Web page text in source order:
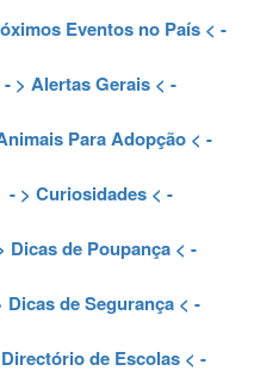
Eventos no País < -
- > Alertas Gerais < -
Para Adopção < -
- > Curiosidades< -
Dicas de Poupança < -
Dicas de Segurança< -
Directório de Escolas < -